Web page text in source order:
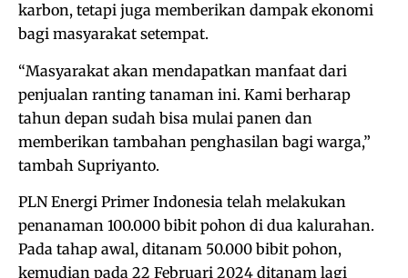
karbon, tetapi juga memberikan dampak ekonomi
bagi masyarakat setempat.
“Masyarakat akan mendapatkan manfaat dari
penjualan ranting tanaman ini. Kami berharap
tahun depan sudah bisa mulai panen dan
memberikan tambahan penghasilan bagi warga,”
tambah Supriyanto.
PLN Energi Primer Indonesia telah melakukan
penanaman 100.000 bibit pohon di dua kalurahan.
Pada tahap awal, ditanam 50.000 bibit pohon,
kemudian pada 22 Februari 2024 ditanam lagi